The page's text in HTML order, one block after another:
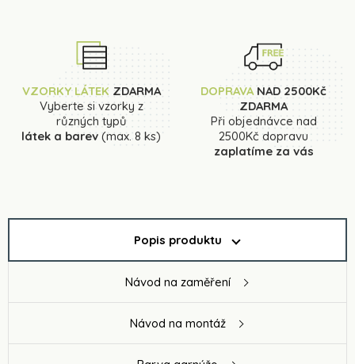
VZORKY LÁTEK ZDARMA
Vyberte si vzorky z
různých typů
látek a barev (max. 8 ks)
DOPRAVANAD 2500Kč
ZDARMA
Při objednávce nad
2500Kč dopravu
zaplatíme za vás
Popis produktu
Návod na zaměření
Návod na montáž